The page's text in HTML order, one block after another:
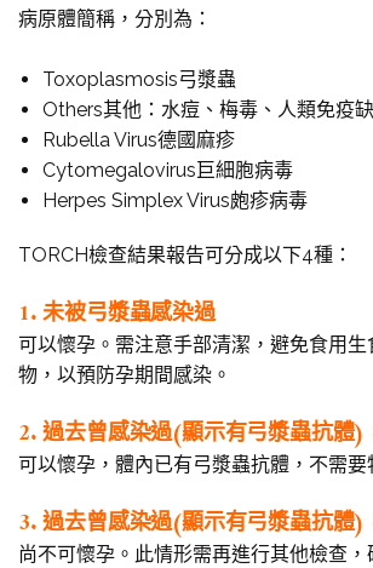
病原體簡稱，分別為：
Toxoplasmosis弓漿蟲
Others其他：水痘、梅毒、人類免疫
Rubella Virus德國麻疹
Cytomegalovirus巨細胞病毒
Herpes Simplex Virus皰疹病毒
TORCH檢查結果報告可分成以下4種：
1. 未被弓漿蟲感染過
可以懷孕。需注意手部清潔，避免食用
物，以預防孕期間感染。
2. 過去曾感染過(顯示有弓漿蟲抗體)
可以懷孕，體內已有弓漿蟲抗體，不需要
3. 過去曾感染過(顯示有弓漿蟲抗體)
尚不可懷孕。此情形需再進行其他檢查